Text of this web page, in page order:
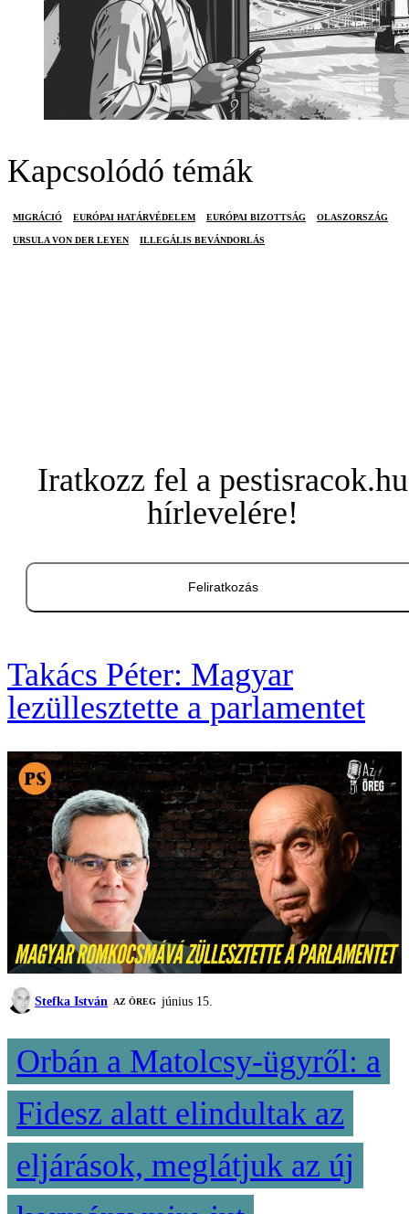
Kapcsolódó témák
MIGRÁCIÓ EURÓPAI HATÁRVÉDELEM EURÓPAI BIZOTTSÁG OLASZORSZÁG
URSULA VON DER LEYEN ILLEGÁLIS BEVÁNDORLÁS
Iratkozz fel a pestisracok.hu
hírlevelére!
Feliratkozás
Takács Péter: Magyar
lezüllesztette a parlamentet
Stefka István AZ ÖREG június 15.
Orbán a Matolcsy-ügyről: a
Fidesz alatt elindultak az
eljárások, meglátjuk az új